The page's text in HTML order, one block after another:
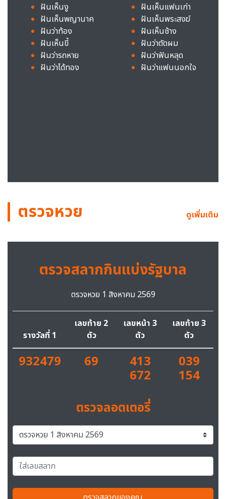
ฝันเห็นงู
ฝันเห็นพญานาค
ฝันว่าท้อง
ฝันเห็นขี้
ฝันว่ารถหาย
ฝันว่าได้ทอง
ฝันเห็นแฟนเก่า
ฝันเห็นพระสงฆ์
ฝันเห็นช้าง
ฝันว่าตัดผม
ฝันว่าฟันหลุด
ฝันว่าแฟนนอกใจ
ตรวจหวย ดูเพิ่มเติม
ตรวจสลากกินแบ่งรัฐบาล
ตรวจหวย 1 สิงหาคม 2569
รางวัลที่ 1
เลขท้าย 2
ตัว
เลขหน้า 3
ตัว
เลขท้าย 3
ตัว
932479 69 413
672
039
154
ตรวจลอตเตอรี่